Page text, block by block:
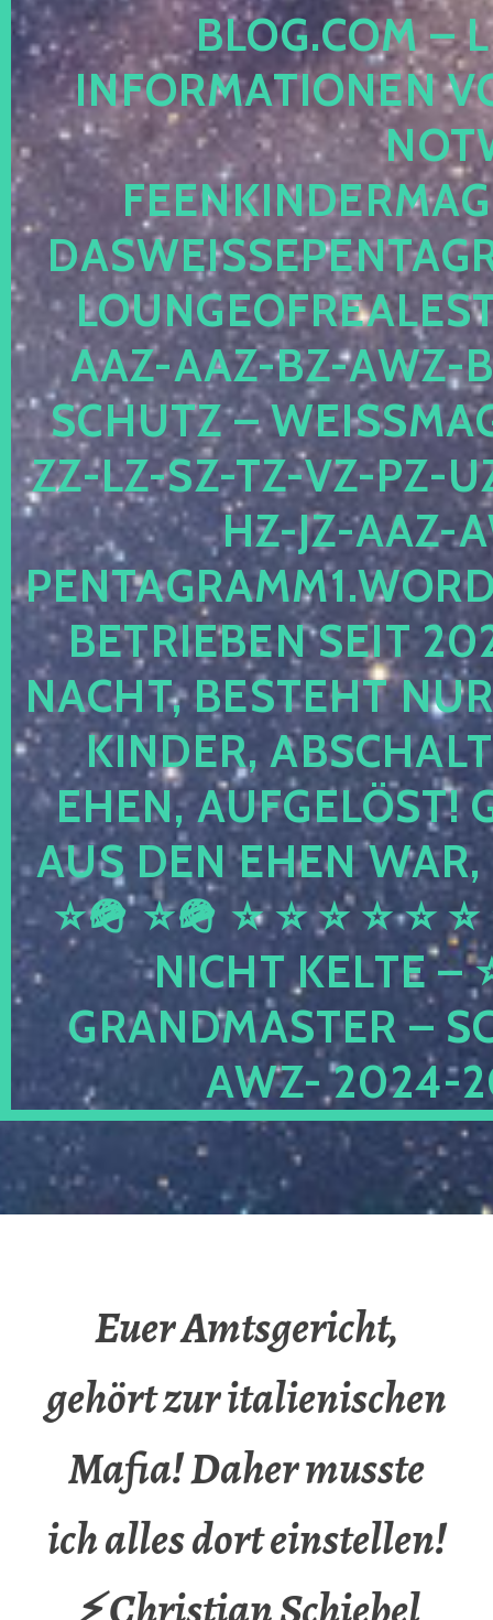
OG.COM –
FORMATIONEN
Z-AAZ-BZ-AWZ-BZ-
HUTZ –
LZ-SZ-TZ-VZ-PZ-UZ-
JZ-AAZ-
RIEBEN SEIT 2024
HT, BESTEHT NUR
DER,
N, AUFGELÖST!
DEN EHEN WAR,
⭐🪖 ⭐ ⭐ ⭐ ⭐ ⭐ ⭐
HT KELTE – ⭐⭐
DMASTER –
2024-2026
Euer Amtsgericht,
gehört zur italienischen
Mafia! Daher musste
ich alles dort einstellen!